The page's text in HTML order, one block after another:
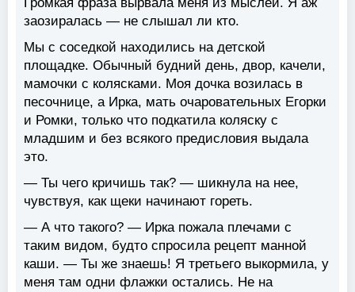
заозиралась — не слышал ли кто.
Мы с соседкой находились на детской
площадке. Обычный будний день, двор, качели,
мамочки с колясками. Моя дочка возилась в
песочнице, а Ирка, мать очаровательных Егорки
и Ромки, только что подкатила коляску с
младшим и без всякого предисловия выдала
это.
— Ты чего кричишь так? — шикнула на нее,
чувствуя, как щеки начинают гореть.
— А что такого? — Ирка пожала плечами с
таким видом, будто спросила рецепт манной
каши. — Ты же знаешь! Я третьего выкормила, у
меня там одни флажки остались. Не на